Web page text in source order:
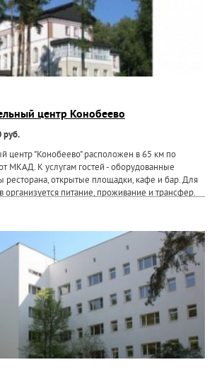
центр Конобеево
руб.
центр "Конобеево" расположен в 65 км по
МКАД. К услугам гостей - оборудованные
ресторана, открытые площадки, кафе и бар. Для
организуется питание, проживание и трансфер.